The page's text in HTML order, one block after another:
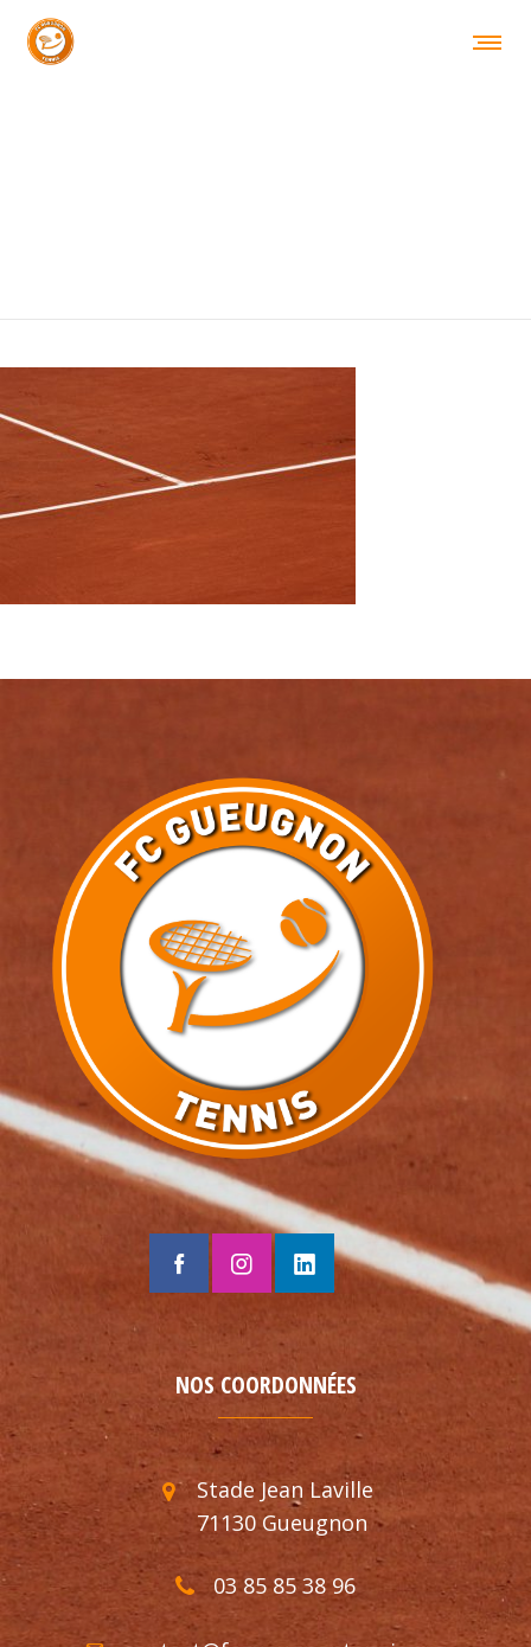
NOS COORDONNÉES
Stade Jean Laville
71130 Gueugnon
03 85 85 38 96